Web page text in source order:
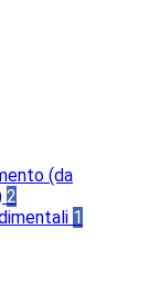
(da
2
1